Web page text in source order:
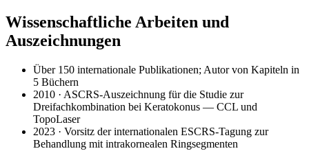
Wissenschaftliche Arbeiten und
Auszeichnungen
Über 150 internationale Publikationen; Autor von Kapiteln in
5 Büchern
2010 · ASCRS-Auszeichnung für die Studie zur
Dreifachkombination bei Keratokonus — CCL und
TopoLaser
2023 · Vorsitz der internationalen ESCRS-Tagung zur
Behandlung mit intrakornealen Ringsegmenten